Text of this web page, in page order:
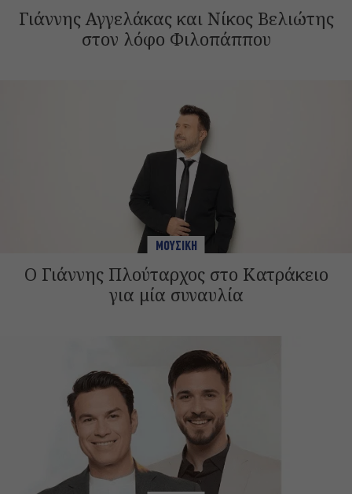
Γιάννης Αγγελάκας και Νίκος Βελιώτης
στον λόφο Φιλοπάππου
ΜΟΥΣΙΚΗ
Ο Γιάννης Πλούταρχος στο Κατράκειο
για μία συναυλία